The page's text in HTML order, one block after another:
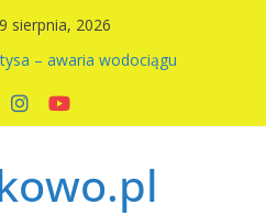
sierpnia, 2026
– awaria wodociągu
rzecz parafii
w Nikielkowie